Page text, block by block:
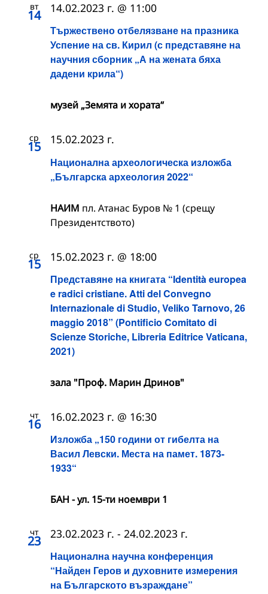
вт
14
Тържествено отбелязване на празника
Успение на св. Кирил (с представяне на
научния сборник „А на жената бяха
дадени крила“)
14.02.2023 г. @ 11:00
музей „Земята и хората“
ср
15
Национална археологическа изложба
„Българска археология 2022“
15.02.2023 г.
НАИМ пл. Атанас Буров № 1 (срещу
Президентството)
ср
15
Представяне на книгата “Identità europea
e radici cristiane. Atti del Convegno
Internazionale di Studio, Veliko Tarnovo, 26
maggio 2018” (Pontificio Comitato di
Scienze Storiche, Libreria Editrice Vaticana,
2021)
15.02.2023 г. @ 18:00
зала "Проф. Марин Дринов"
чт
16
Изложба „150 години от гибелта на
Васил Левски. Места на памет. 1873-
1933“
16.02.2023 г. @ 16:30
БАН - ул. 15-ти ноември 1
чт
23
Национална научна конференция
“Найден Геров и духовните измерения
на Българското възраждане”
23.02.2023 г. - 24.02.2023 г.